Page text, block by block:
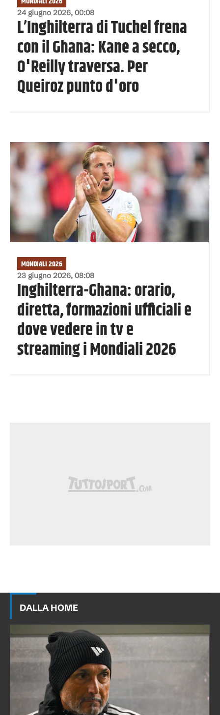
24 giugno 2026, 00:08
L’Inghilterra di Tuchel frena
con il Ghana: Kane a secco,
O'Reilly traversa. Per
Queiroz punto d'oro
23 giugno 2026, 08:08
MONDIALI 2026
Inghilterra-Ghana: orario,
diretta, formazioni ufficiali e
dove vedere in tv e
streaming i Mondiali 2026
DALLA HOME